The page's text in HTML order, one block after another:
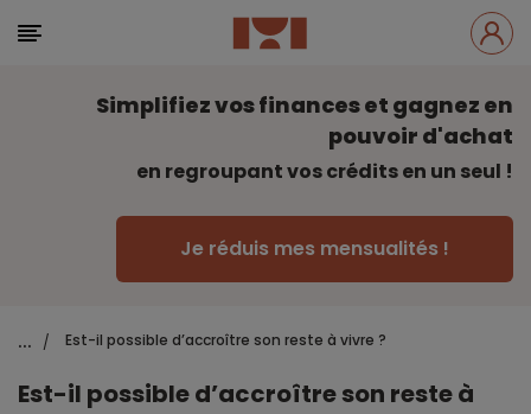
Simplifiez vos finances et gagnez en
pouvoir d'achat
en regroupant vos crédits en un seul !
Je réduis mes mensualités !
... / Est-il possible d’accroître son reste à vivre ?
Est-il possible d’accroître son reste à